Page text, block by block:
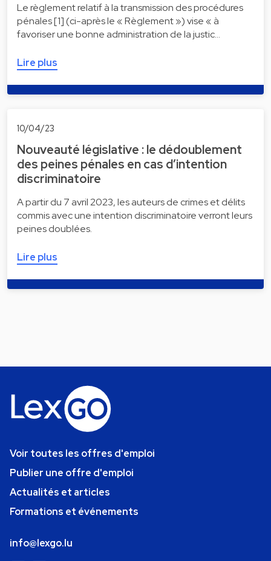
Le règlement relatif à la transmission des procédures
pénales [1] (ci-après le « Règlement ») vise « à
favoriser une bonne administration de la justic…
Lire plus
10/04/23
Nouveauté législative : le dédoublement
des peines pénales en cas d’intention
discriminatoire
A partir du 7 avril 2023, les auteurs de crimes et délits
commis avec une intention discriminatoire verront leurs
peines doublées.
Lire plus
Voir toutes les offres d'emploi
Publier une offre d'emploi
Actualités et articles
Formations et événements
info@lexgo.lu